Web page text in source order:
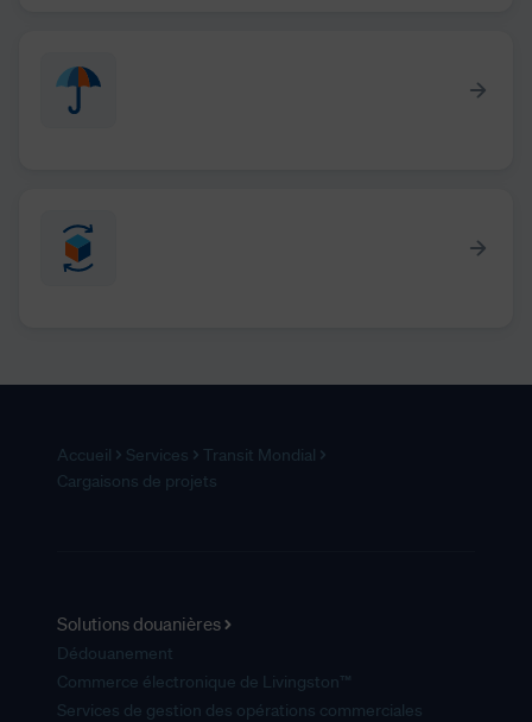
Accueil Services
Transit Mondial
Cargaisons de projets
Solutions douanières
Dédouanement
Commerce électronique de Livingston™
Services de gestion des opérations commerciales